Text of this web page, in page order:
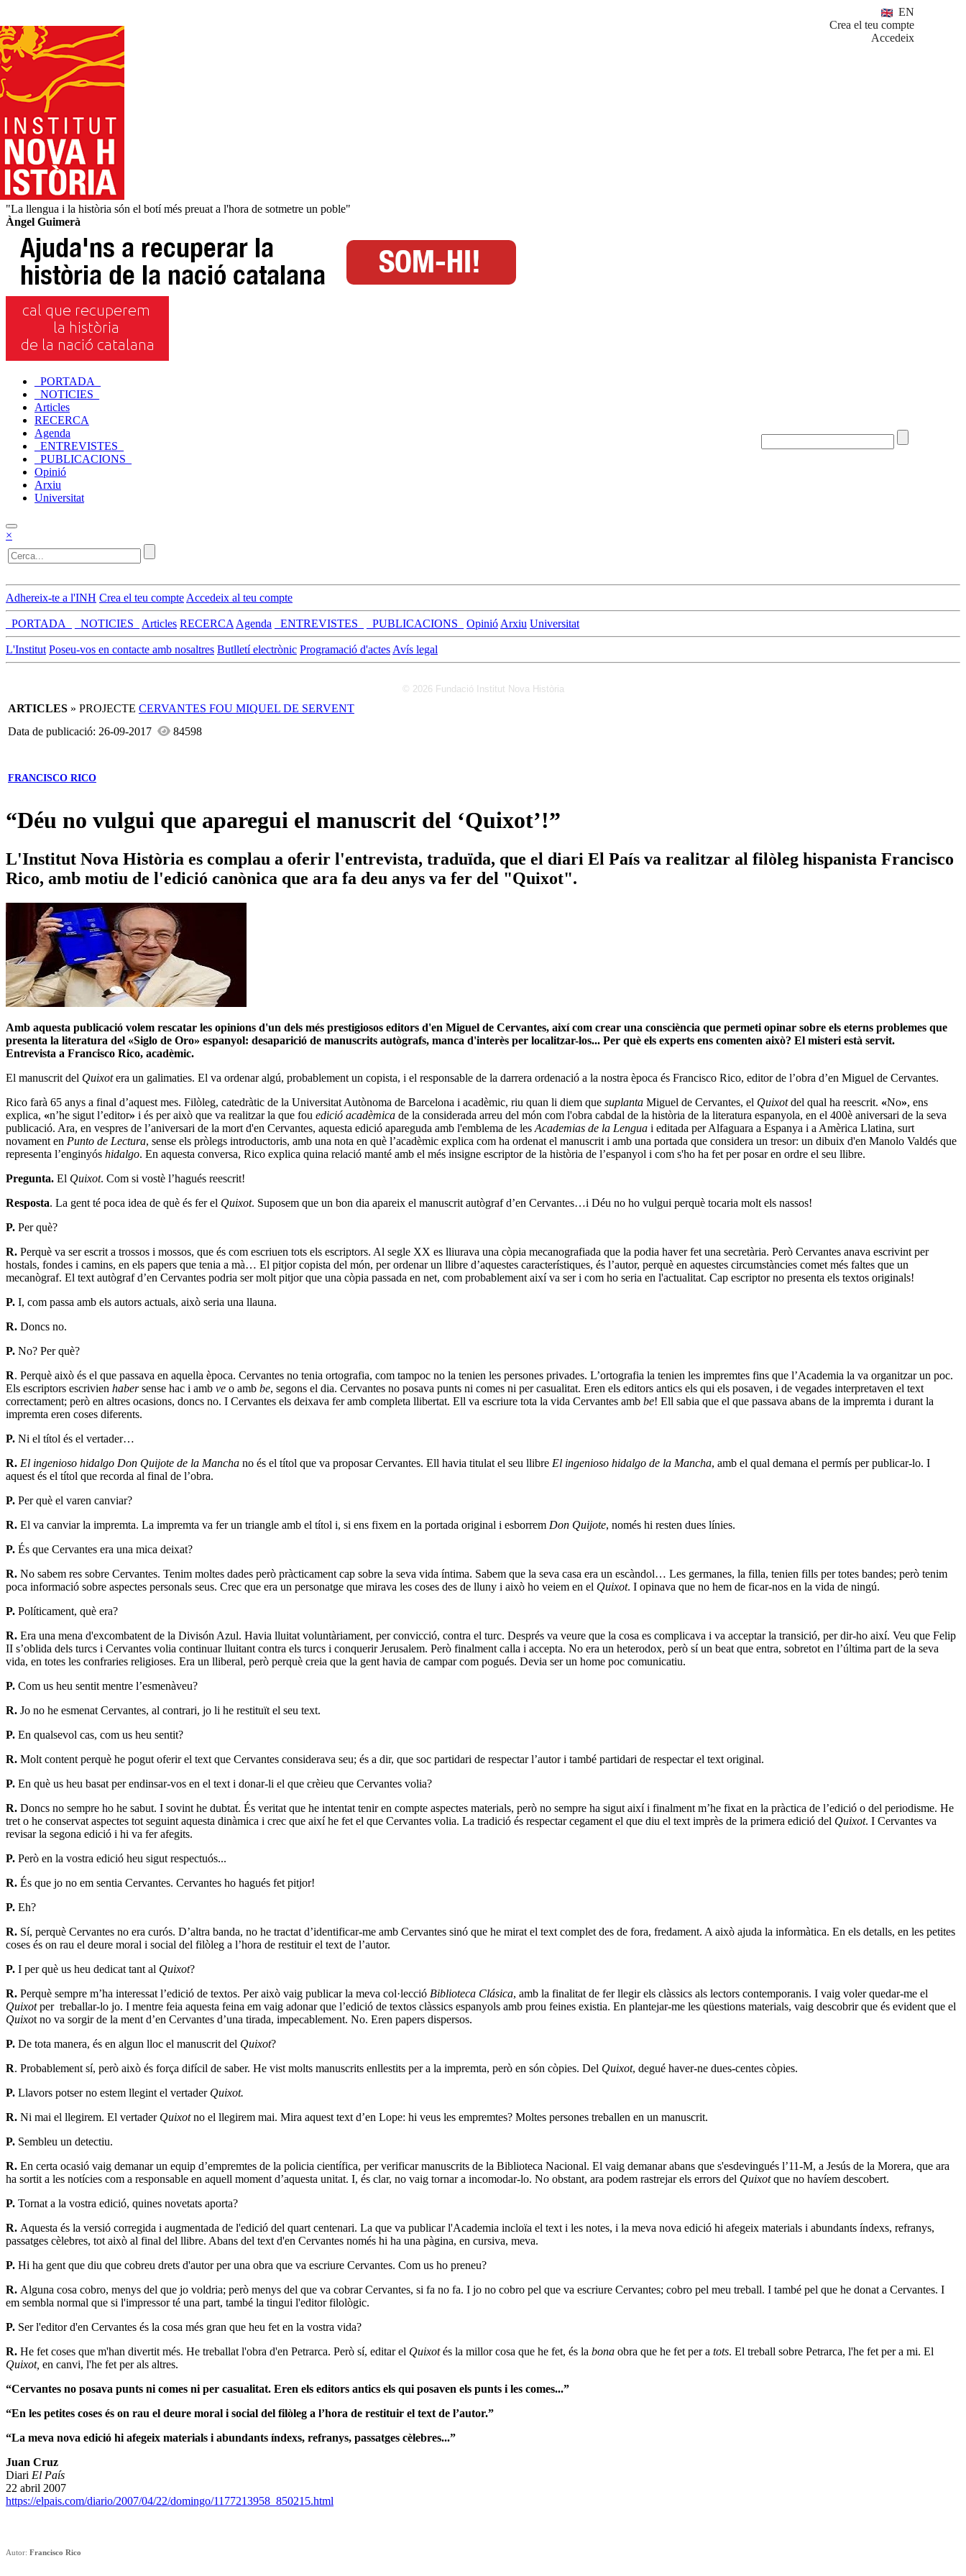
EN
Crea el teu compte
Accedeix
"La llengua i la història són el botí més preuat a l'hora de sotmetre un poble"
Àngel Guimerà
_PORTADA_
_NOTICIES_
Articles
RECERCA
Agenda
_ENTREVISTES_
_PUBLICACIONS_
Opinió
Arxiu
Universitat
×
Adhereix-te a l'INH Crea el teu compte Accedeix al teu compte
_PORTADA_ _NOTICIES_ Articles RECERCA Agenda _ENTREVISTES_ _PUBLICACIONS_ Opinió Arxiu Universitat
L'Institut Poseu-vos en contacte amb nosaltres Butlletí electrònic Programació d'actes Avís legal
© 2026 Fundació Institut Nova Història
ARTICLES » PROJECTE CERVANTES FOU MIQUEL DE SERVENT
Data de publicació: 26-09-2017
84598
FRANCISCO RICO
“Déu no vulgui que aparegui el manuscrit del ‘Quixot’!”
L'Institut Nova Història es complau a oferir l'entrevista, traduïda, que el diari El País va realitzar al filòleg hispanista Francisco
Rico, amb motiu de l'edició canònica que ara fa deu anys va fer del "Quixot".
Amb aquesta publicació volem rescatar les opinions d'un dels més prestigiosos editors d'en Miguel de Cervantes, així com crear una consciència que permeti opinar sobre els eterns problemes que
presenta la literatura del «Siglo de Oro» espanyol: desaparició de manuscrits autògrafs, manca d'interès per localitzar-los... Per què els experts ens comenten això? El misteri està servit.
Entrevista a Francisco Rico, acadèmic.
El manuscrit del Quixotera un galimaties. El va ordenar algú, probablement un copista, i el responsable de la darrera ordenació a la nostra època és Francisco Rico, editor de l’obra d’en Miguel de Cervantes.
Rico farà 65 anys a final d’aquest mes. Filòleg, catedràtic de la Universitat Autònoma de Barcelona i acadèmic, riu quan li diem que suplanta Miguel de Cervantes, el Quixotdel qual ha reescrit. «No», ens
explica, «n’he sigut l’editor» i és per això que va realitzar la que fou edició acadèmica de la considerada arreu del món com l'obra cabdal de la història de la literatura espanyola, en el 400è aniversari de la seva
publicació. Ara, en vespres de l’aniversari de la mort d'en Cervantes, aquesta edició apareguda amb l'emblema de les Academias de la Lengua i editada per Alfaguara a Espanya i a Amèrica Llatina, surt
novament en Punto de Lectura, sense els pròlegs introductoris, amb una nota en què l’acadèmic explica com ha ordenat el manuscrit i amb una portada que considera un tresor: un dibuix d'en Manolo Valdés que
representa l’enginyós hidalgo. En aquesta conversa, Rico explica quina relació manté amb el més insigne escriptor de la història de l’espanyol i com s'ho ha fet per posar en ordre el seu llibre.
Pregunta. El Quixot. Com si vostè l’hagués reescrit!
Resposta. La gent té poca idea de què és fer el Quixot. Suposem que un bon dia apareix el manuscrit autògraf d’en Cervantes…i Déu no ho vulgui perquè tocaria molt els nassos!
P. Per què?
R. Perquè va ser escrit a trossos i mossos, que és com escriuen tots els escriptors. Al segle XX es lliurava una còpia mecanografiada que la podia haver fet una secretària. Però Cervantes anava escrivint per
hostals, fondes i camins, en els papers que tenia a mà… El pitjor copista del món, per ordenar un llibre d’aquestes característiques, és l’autor, perquè en aquestes circumstàncies comet més faltes que un
mecanògraf. El text autògraf d’en Cervantes podria ser molt pitjor que una còpia passada en net, com probablement així va ser i com ho seria en l'actualitat. Cap escriptor no presenta els textos originals!
P. I, com passa amb els autors actuals, això seria una llauna.
R. Doncs no.
P. No? Per què?
R. Perquè això és el que passava en aquella època. Cervantes no tenia ortografia, com tampoc no la tenien les persones privades. L’ortografia la tenien les impremtes fins que l’Academia la va organitzar un poc.
Els escriptors escrivien habersense hac i amb ve o amb be, segons el dia. Cervantes no posava punts ni comes ni per casualitat. Eren els editors antics els qui els posaven, i de vegades interpretaven el text
correctament; però en altres ocasions, doncs no. I Cervantes els deixava fer amb completa llibertat. Ell va escriure tota la vida Cervantes amb be! Ell sabia que el que passava abans de la impremta i durant la
impremta eren coses diferents.
P. Ni el títol és el vertader…
R. El ingenioso hidalgo Don Quijote de la Mancha no és el títol que va proposar Cervantes. Ell havia titulat el seu llibre El ingenioso hidalgo de la Mancha, amb el qual demana el permís per publicar-lo. I
aquest és el títol que recorda al final de l’obra.
P. Per què el varen canviar?
R. El va canviar la impremta. La impremta va fer un triangle amb el títol i, si ens fixem en la portada original i esborrem Don Quijote, només hi resten dues línies.
P. És que Cervantes era una mica deixat?
R. No sabem res sobre Cervantes. Tenim moltes dades però pràcticament cap sobre la seva vida íntima. Sabem que la seva casa era un escàndol… Les germanes, la filla, tenien fills per totes bandes; però tenim
poca informació sobre aspectes personals seus. Crec que era un personatge que mirava les coses des de lluny i això ho veiem en el Quixot. I opinava que no hem de ficar-nos en la vida de ningú.
P. Políticament, què era?
R. Era una mena d'excombatent de la Divisón Azul. Havia lluitat voluntàriament, per convicció, contra el turc. Després va veure que la cosa es complicava i va acceptar la transició, per dir-ho així. Veu que Felip
II s’oblida dels turcs i Cervantes volia continuar lluitant contra els turcs i conquerir Jerusalem. Però finalment calla i accepta. No era un heterodox, però sí un beat que entra, sobretot en l’última part de la seva
vida, en totes les confraries religioses. Era un lliberal, però perquè creia que la gent havia de campar com pogués. Devia ser un home poc comunicatiu.
P. Com us heu sentit mentre l’esmenàveu?
R. Jo no he esmenat Cervantes, al contrari, jo li he restituït el seu text.
P. En qualsevol cas, com us heu sentit?
R. Molt content perquè he pogut oferir el text que Cervantes considerava seu; és a dir, que soc partidari de respectar l’autor i també partidari de respectar el text original.
P. En què us heu basat per endinsar-vos en el text i donar-li el que crèieu que Cervantes volia?
R. Doncs no sempre ho he sabut. I sovint he dubtat. És veritat que he intentat tenir en compte aspectes materials, però no sempre ha sigut així i finalment m’he fixat en la pràctica de l’edició o del periodisme. He
tret o he conservat aspectes tot seguint aquesta dinàmica i crec que així he fet el que Cervantes volia. La tradició és respectar cegament el que diu el text imprès de la primera edició del Quixot. I Cervantes va
revisar la segona edició i hi va fer afegits.
P. Però en la vostra edició heu sigut respectuós...
R. És que jo no em sentia Cervantes. Cervantes ho hagués fet pitjor!
P. Eh?
R. Sí, perquè Cervantes no era curós. D’altra banda, no he tractat d’identificar-me amb Cervantes sinó que he mirat el text complet des de fora, fredament. A això ajuda la informàtica. En els detalls, en les petites
coses és on rau el deure moral i social del filòleg a l’hora de restituir el text de l’autor.
P. I per què us heu dedicat tant al Quixot?
R. Perquè sempre m’ha interessat l’edició de textos. Per això vaig publicar la meva col·lecció Biblioteca Clásica, amb la finalitat de fer llegir els clàssics als lectors contemporanis. I vaig voler quedar-me el
Quixotper treballar-lo jo. I mentre feia aquesta feina em vaig adonar que l’edició de textos clàssics espanyols amb prou feines existia. En plantejar-me les qüestions materials, vaig descobrir que és evident que el
Quixot no va sorgir de la ment d’en Cervantes d’una tirada, impecablement. No. Eren papers dispersos.
P. De tota manera, és en algun lloc el manuscrit del Quixot?
R. Probablement sí, però això és força difícil de saber. He vist molts manuscrits enllestits per a la impremta, però en són còpies. Del Quixot, degué haver-ne dues-centes còpies.
P. Llavors potser no estem llegint el vertader Quixot.
R. Ni mai el llegirem. El vertader Quixotno el llegirem mai. Mira aquest text d’en Lope: hi veus les empremtes? Moltes persones treballen en un manuscrit.
P. Sembleu un detectiu.
R. En certa ocasió vaig demanar un equip d’empremtes de la policia científica, per verificar manuscrits de la Biblioteca Nacional. El vaig demanar abans que s'esdevingués l’11-M, a Jesús de la Morera, que ara
ha sortit a les notícies com a responsable en aquell moment d’aquesta unitat. I, és clar, no vaig tornar a incomodar-lo. No obstant, ara podem rastrejar els errors del Quixotque no havíem descobert.
P. Tornat a la vostra edició, quines novetats aporta?
R. Aquesta és la versió corregida i augmentada de l'edició del quart centenari. La que va publicar l'Academia incloïa el text i les notes, i la meva nova edició hi afegeix materials i abundants índexs, refranys,
passatges cèlebres, tot això al final del llibre. Abans del text d'en Cervantes només hi ha una pàgina, en cursiva, meva.
P. Hi ha gent que diu que cobreu drets d'autor per una obra que va escriure Cervantes. Com us ho preneu?
R. Alguna cosa cobro, menys del que jo voldria; però menys del que va cobrar Cervantes, si fa no fa. I jo no cobro pel que va escriure Cervantes; cobro pel meu treball. I també pel que he donat a Cervantes. I
em sembla normal que si l'impressor té una part, també la tingui l'editor filològic.
P. Ser l'editor d'en Cervantes és la cosa més gran que heu fet en la vostra vida?
R. He fet coses que m'han divertit més. He treballat l'obra d'en Petrarca. Però sí, editar el Quixotés la millor cosa que he fet, és la bona obra que he fet per a tots. El treball sobre Petrarca, l'he fet per a mi. El
Quixot, en canvi, l'he fet per als altres.
“Cervantes no posava punts ni comes ni per casualitat. Eren els editors antics els qui posaven els punts i les comes...”
“En les petites coses és on rau el deure moral i social del filòleg a l’hora de restituir el text de l’autor.”
“La meva nova edició hi afegeix materials i abundants índexs, refranys, passatges cèlebres...”
Juan Cruz
Diari El País
22 abril 2007
https://elpais.com/diario/2007/04/22/domingo/1177213958_850215.html
Autor: Francisco Rico